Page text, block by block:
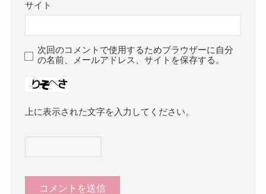
サイト
次回のコメントで使用するためブラウザーに自分
の名前、メールアドレス、サイトを保存する。
上に表示された文字を入力してください。